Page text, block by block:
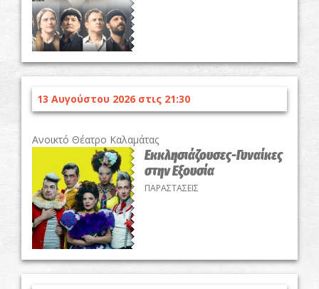
13 Αυγούστου 2026 στις 21:30
Ανοικτό Θέατρο Καλαμάτας
Εκκλησιάζουσες-Γυναίκες
στην Εξουσία
ΠΑΡΑΣΤΑΣΕΙΣ